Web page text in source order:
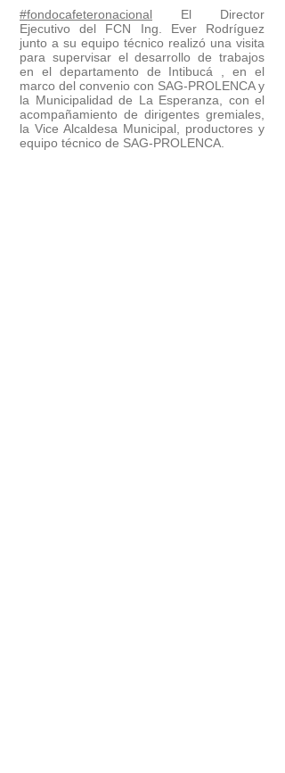
#fondocafeteronacional El Director
Ejecutivo del FCN Ing. Ever Rodríguez
junto a su equipo técnico realizó una visita
para supervisar el desarrollo de trabajos
en el departamento de Intibucá , en el
marco del convenio con SAG-PROLENCA y
la Municipalidad de La Esperanza, con el
acompañamiento de dirigentes gremiales,
la Vice Alcaldesa Municipal, productores y
equipo técnico de SAG-PROLENCA.